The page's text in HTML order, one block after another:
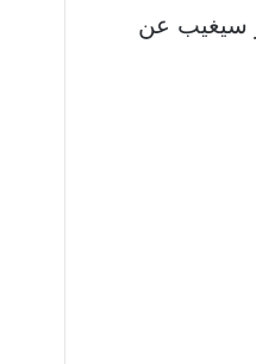
سيغيب عن